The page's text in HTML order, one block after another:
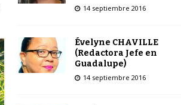
14 septiembre 2016
Évelyne CHAVILLE
(Redactora Jefe en
Guadalupe)
14 septiembre 2016